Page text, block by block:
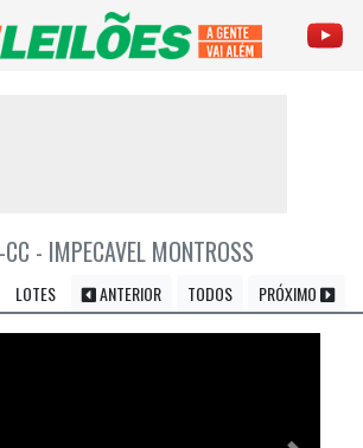
- IMPECAVEL MONTROSS
LOTES ANTERIOR TODOS PRÓXIMO